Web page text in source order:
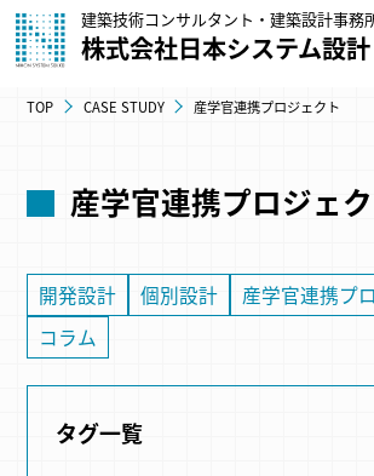
建築技術コンサルタント・建築設計事務
株式会社日本システム設計
TOP CASE STUDY 産学官連携プロジェクト
産学官連携プロジェ
開発設計 個別設計
産学官連携プ
コラム
タグ一覧